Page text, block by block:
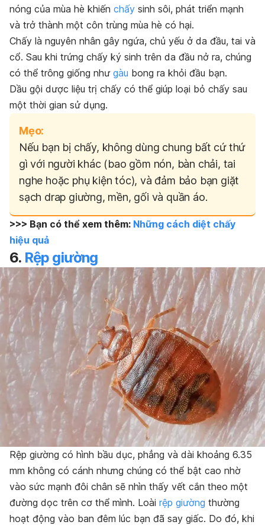
nóng của mùa hè khiến chấy sinh sôi, phát triển mạnh
và trở thành một côn trùng mùa hè có hại.
Chấy là nguyên nhân gây ngứa, chủ yếu ở da đầu, tai và
cổ. Sau khi trứng chấy ký sinh trên da đầu nở ra, chúng
có thể trông giống như gàu bong ra khỏi đầu bạn.
Dầu gội dược liệu trị chấy có thể giúp loại bỏ chấy sau
một thời gian sử dụng.
Mẹo:
Nếu bạn bị chấy, không dùng chung bất cứ thứ
gì với người khác (bao gồm nón, bàn chải, tai
nghe hoặc phụ kiện tóc), và đảm bảo bạn giặt
sạch drap giường, mền, gối và quần áo.
>>> Bạn có thể xem thêm: Những cách diệt chấy
hiệu quả
6. Rệp giường
Rệp giường có hình bầu dục, phẳng và dài khoảng 6.35
mm không có cánh nhưng chúng có thể bật cao nhờ
vào sức mạnh đôi chân sẽ nhìn thấy vết cắn theo một
đường dọc trên cơ thể mình. Loài rệp giường thường
hoạt động vào ban đêm lúc bạn đã say giấc. Do đó, khi